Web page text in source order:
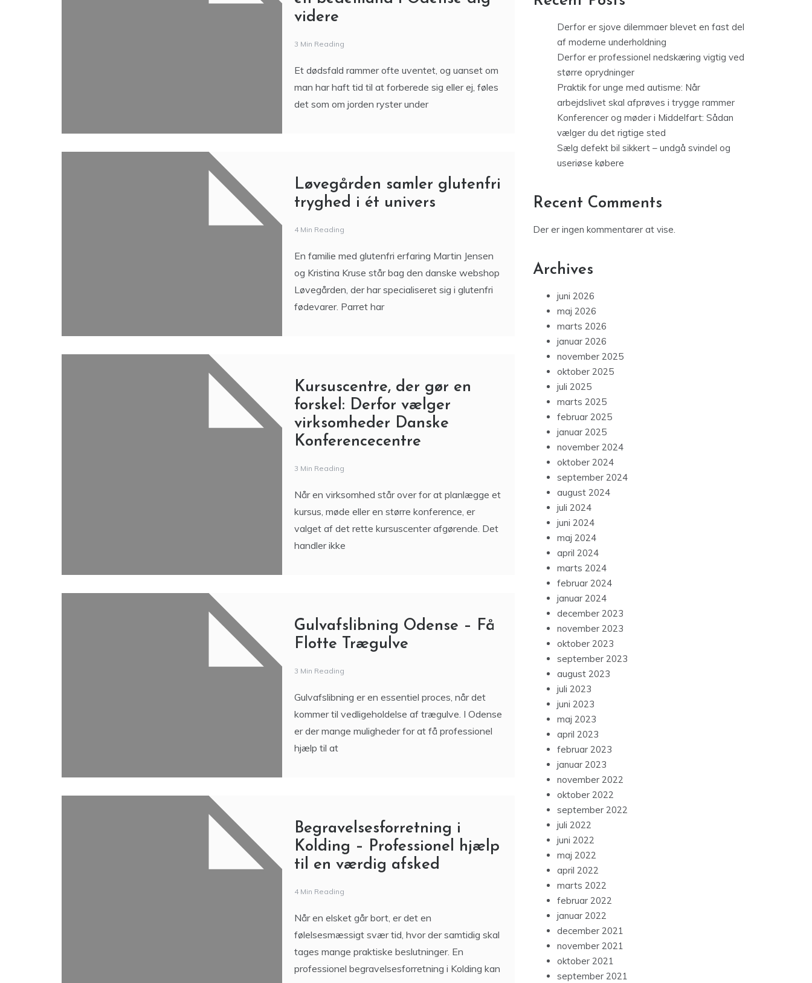
videre
3 Min Reading
Et dødsfald rammer ofte uventet, og uanset om
man har haft tid til at forberede sig eller ej, føles
det som om jorden ryster under
Løvegården samler glutenfri
tryghed i ét univers
4 Min Reading
En familie med glutenfri erfaring Martin Jensen
og Kristina Kruse står bag den danske webshop
Løvegården, der har specialiseret sig i glutenfri
fødevarer. Parret har
Kursuscentre, der gør en
forskel: Derfor vælger
virksomheder Danske
Konferencecentre
3 Min Reading
Når en virksomhed står over for at planlægge et
kursus, møde eller en større konference, er
valget af det rette kursuscenter afgørende. Det
handler ikke
Gulvafslibning Odense – Få
Flotte Trægulve
3 Min Reading
Gulvafslibning er en essentiel proces, når det
kommer til vedligeholdelse af trægulve. I Odense
er der mange muligheder for at få professionel
hjælp til at
Begravelsesforretning i
Kolding – Professionel hjælp
til en værdig afsked
4 Min Reading
Når en elsket går bort, er det en
følelsesmæssigt svær tid, hvor der samtidig skal
tages mange praktiske beslutninger. En
professionel begravelsesforretning i Kolding kan
Derfor er sjove dilemmaer blevet en fast del
af moderne underholdning
Derfor er professionel nedskæring vigtig ved
større oprydninger
Praktik for unge med autisme: Når
arbejdslivet skal afprøves i trygge rammer
Konferencer og møder i Middelfart: Sådan
vælger du det rigtige sted
Sælg defekt bil sikkert – undgå svindel og
useriøse købere
Recent Comments
Der er ingen kommentarer at vise.
Archives
juni 2026
maj 2026
marts 2026
januar 2026
november 2025
oktober 2025
juli 2025
marts 2025
februar 2025
januar 2025
november 2024
oktober 2024
september 2024
august 2024
juli 2024
juni 2024
maj 2024
april 2024
marts 2024
februar 2024
januar 2024
december 2023
november 2023
oktober 2023
september 2023
august 2023
juli 2023
juni 2023
maj 2023
april 2023
februar 2023
januar 2023
november 2022
oktober 2022
september 2022
juli 2022
juni 2022
maj 2022
april 2022
marts 2022
februar 2022
januar 2022
december 2021
november 2021
oktober 2021
september 2021